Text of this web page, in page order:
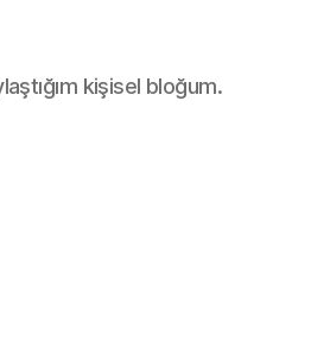
kişisel bloğum.